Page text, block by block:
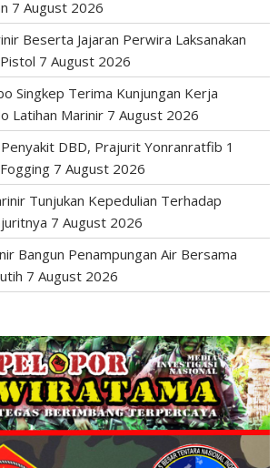
7 August 2026
Beserta Jajaran Perwira Laksanakan
7 August 2026
Singkep Terima Kunjungan Kerja
Latihan Marinir 7 August 2026
DBD, Prajurit Yonranratfib 1
7 August 2026
Tunjukan Kepedulian Terhadap
7 August 2026
Bangun Penampungan Air Bersama
7 August 2026